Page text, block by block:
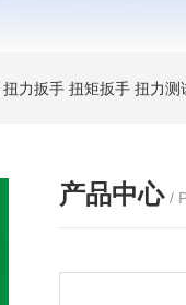
扭力扳手 扭矩扳手 扭力测
产品中心 /